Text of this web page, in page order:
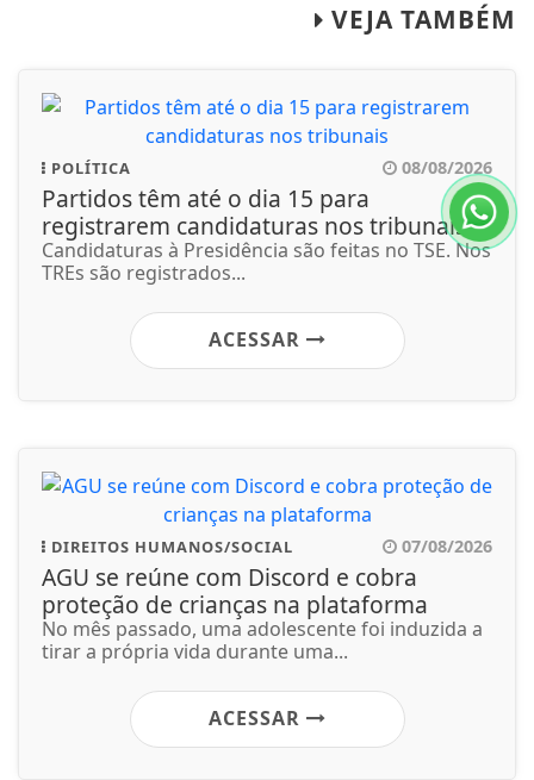
VEJA TAMBÉM
POLÍTICA 08/08/2026
Partidos têm até o dia 15 para
registrarem candidaturas nos tribunais
Candidaturas à Presidência são feitas no TSE. Nos
TREs são registrados...
ACESSAR
DIREITOS HUMANOS/SOCIAL 07/08/2026
AGU se reúne com Discord e cobra
proteção de crianças na plataforma
No mês passado, uma adolescente foi induzida a
tirar a própria vida durante uma...
ACESSAR